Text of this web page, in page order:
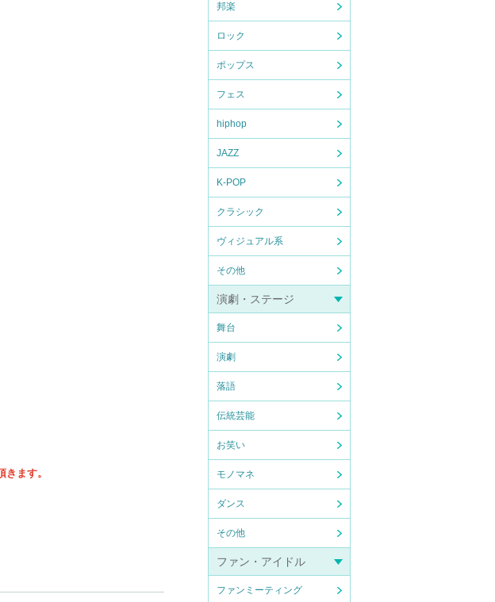
邦楽
ロック
ポップス
フェス
hiphop
JAZZ
K-POP
クラシック
ヴィジュアル系
その他
演劇・ステージ
舞台
演劇
落語
伝統芸能
お笑い
モノマネ
ダンス
その他
ファン・アイドル
ファンミーティング
ます。